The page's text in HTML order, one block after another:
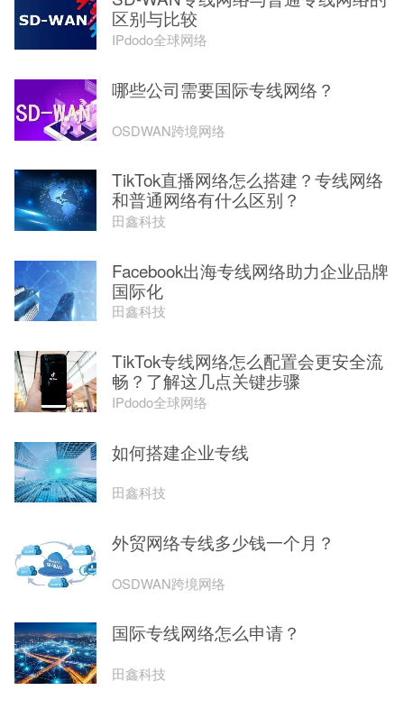
区别与比较
IPdodo全球网络
哪些公司需要国际专线网络？
OSDWAN跨境网络
TikTok直播网络怎么搭建？专线网络
和普通网络有什么区别？
田鑫科技
Facebook出海专线网络助力企业品牌
国际化
田鑫科技
TikTok专线网络怎么配置会更安全流
畅？了解这几点关键步骤
IPdodo全球网络
如何搭建企业专线
田鑫科技
外贸网络专线多少钱一个月？
OSDWAN跨境网络
国际专线网络怎么申请？
田鑫科技